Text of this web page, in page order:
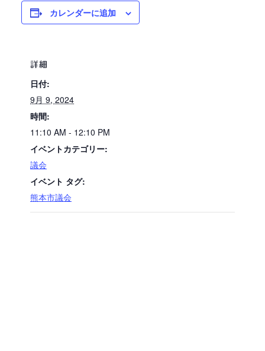
カレンダーに追加
詳細
日付:
9月 9, 2024
時間:
11:10 AM - 12:10 PM
イベントカテゴリー:
議会
イベント タグ:
熊本市議会